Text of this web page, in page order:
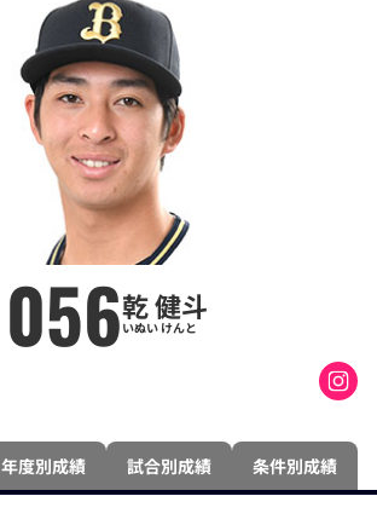
056乾 健斗
いぬい けんと
年度別成績 試合別成績 条件別成績